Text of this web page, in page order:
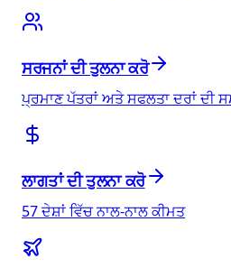
ਸਰਜਨਾਂ ਦੀ ਤੁਲਨਾ ਕਰੋ
ਪ੍ਰਮਾਣ ਪੱਤਰਾਂ ਅਤੇ ਸਫਲਤਾ ਦਰਾਂ ਦੀ
ਲਾਗਤਾਂ ਦੀ ਤੁਲਨਾ ਕਰੋ
57 ਦੇਸ਼ਾਂ ਵਿੱਚ ਨਾਲ-ਨਾਲ ਕੀਮਤ